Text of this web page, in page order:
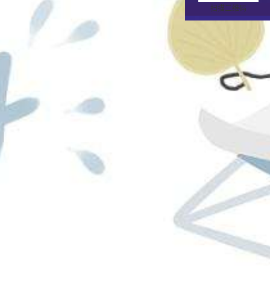
扫描二维码